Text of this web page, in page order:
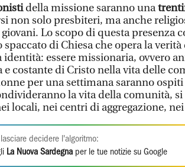
della missione saranno una
non solo presbiteri, ma anche
Lo scopo di questa presenza
spaccato di Chiesa che opera la
identità: essere missionaria, ovvero
e costante di Cristo nella vita delle
per una settimana saranno
la vita della comunità,
locali, nei centri di aggregazione,
lasciare decidere l'algoritmo:
La Nuova Sardegna per le tue notizie su Google